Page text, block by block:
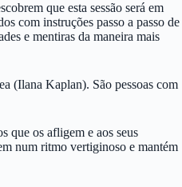
que esta sessão será em
com instruções passo a passo de
e mentiras da maneira mais
(Ilana Kaplan). São pessoas com
que os afligem e aos seus
num ritmo vertiginoso e mantém